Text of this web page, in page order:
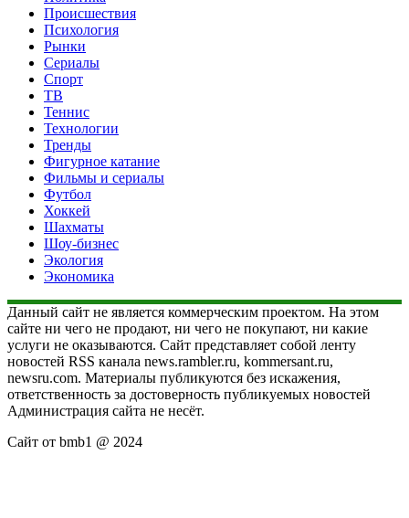
Происшествия
Психология
Рынки
Сериалы
Спорт
ТВ
Теннис
Технологии
Тренды
Фигурное катание
Фильмы и сериалы
Футбол
Хоккей
Шахматы
Шоу-бизнес
Экология
Экономика
Данный сайт не является коммерческим проектом. На этом
сайте ни чего не продают, ни чего не покупают, ни какие
услуги не оказываются. Сайт представляет собой ленту
новостей RSS канала news.rambler.ru, kommersant.ru,
newsru.com. Материалы публикуются без искажения,
ответственность за достоверность публикуемых новостей
Администрация сайта не несёт.
Сайт от bmb1 @ 2024